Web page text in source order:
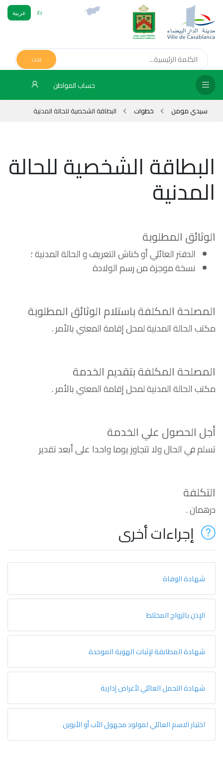
Fr عربية
بحث
حساب المواطن
سيدي مومن خطوات البطاقة الشخصية للحالة المدنية
البطاقة الشخصية للحالة
المدنية
الوثائق المطلوبة
الدفتر العائلي أو كناش التعريف و الحالة المدنية ؛
نسخة موجزة من رسم الولادة
المصلحة المكلفة باستلام الوثائق المطلوبة
مكتب الحالة المدنية لمحل إقامة المعني بالأمر .
المصلحة المكلفة بتقديم الخدمة
مكتب الحالة المدنية لمحل إقامة المعني بالأمر .
أجل الحصول علي الخدمة
تسلم في الحال ولا تتجاوز يوما واحدا على أبعد تقدير
التكلفة
درهمان .
إجراءات أخرى
شهادة الوفاة
الإذن بالزواج المختلط
شهادة المطابقة لإثبات الهوية الموحدة
شهادة التحمل العائلي لأغراض إدارية
اختيار الاسم العائلي لمولود مجهول الأب أو الأبوين